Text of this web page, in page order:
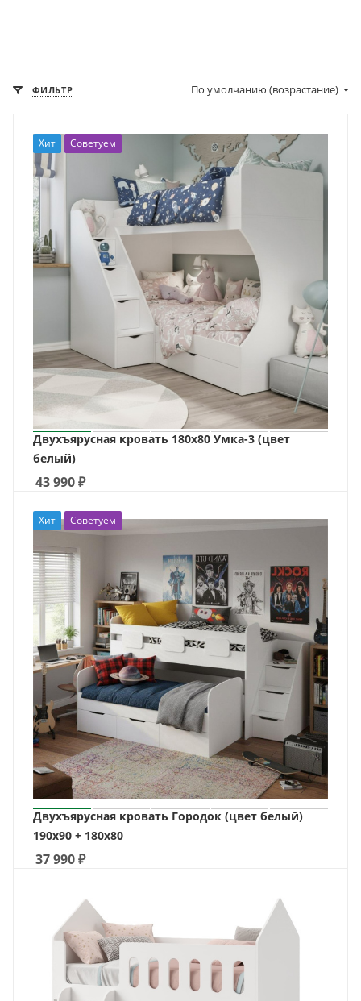
ФИЛЬТР По умолчанию (возрастание)
Хит Советуем
Двухъярусная кровать 180х80 Умка-3 (цвет
белый)
43 990₽
Хит Советуем
Двухъярусная кровать Городок (цвет белый)
190х90 + 180х80
37 990₽